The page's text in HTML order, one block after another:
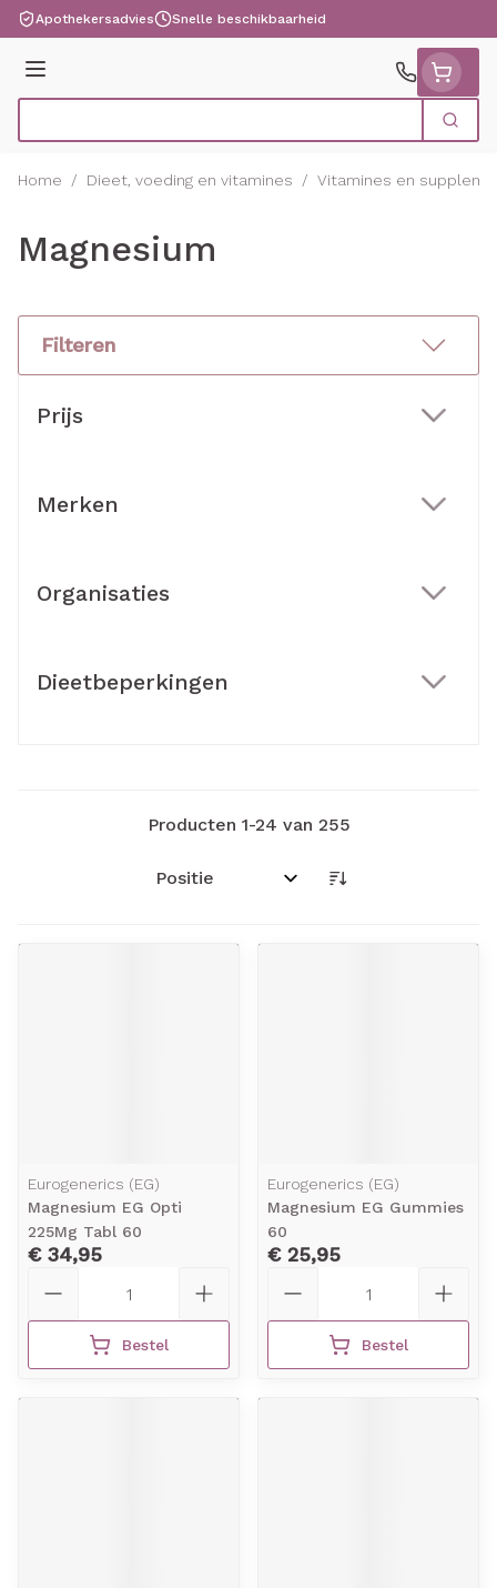
Ga naar de inhoud
Apothekersadvies Snelle beschikbaarheid
Menu
Zoek
Home / Dieet, voeding en vitamines / Vitamines en
Magnesium
Filteren
Prijs
Merken
Organisaties
Dieetbeperkingen
Producten 1-24 van 255
Sorteer op:
Eurogenerics (EG)
Magnesium EG Opti
225Mg Tabl 60
€ 34,95
Bestel
Eurogenerics (EG)
Magnesium EG Gummies
60
€ 25,95
Bestel